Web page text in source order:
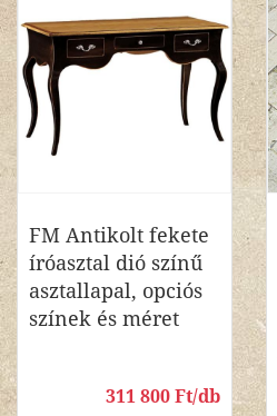
FM Antikolt fekete
íróasztal dió színű
asztallapal, opciós
színek és méret
311 800 Ft/db